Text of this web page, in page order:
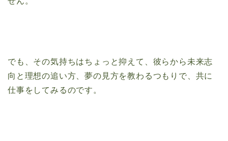
でも、その気持ちはちょっと抑えて、彼らから未来志
向と理想の追い方、夢の見方を教わるつもりで、共に
仕事をしてみるのです。